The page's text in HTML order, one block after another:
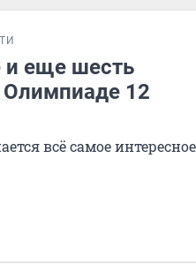
и еще шесть
12
всё самое интересное